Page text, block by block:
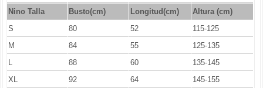
Nino Talla
Busto(cm) Longitud(cm)
Altura (cm)
S
80 52
115-125
M
84 55
125-135
L
88 60
135-145
XL
92 64 145-155